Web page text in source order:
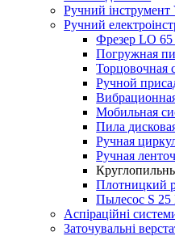
Ручний
Ручний
Фрезер LO 65
Погружная
Торцовочная
Ручной
Мобильная
Пила
Ручная
Ручная
Плотницкий
Пылесос S 25
Аспіраційні
Заточувальні